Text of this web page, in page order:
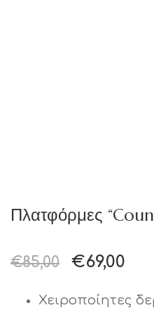
Πλατφόρμες
€85,00 €69,00
Χειροποίητες